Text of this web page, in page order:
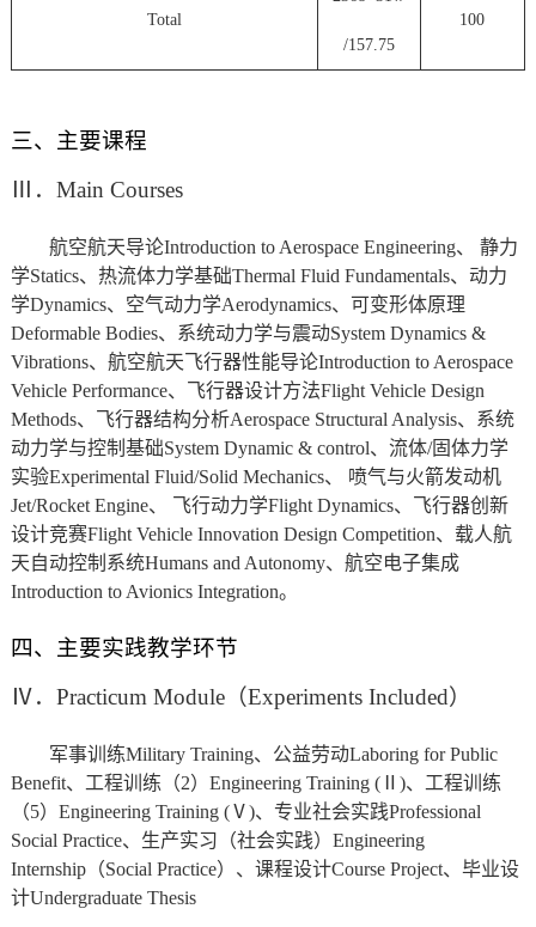
Total
/157.75
100
三、主要课程
． Main Courses
航空航天导论Introduction to Aerospace Engineering、 静力
学Statics、热流体力学基础Thermal Fluid Fundamentals、动力
学Dynamics、空气动力学Aerodynamics、可变形体原理
Deformable Bodies、系统动力学与震动System Dynamics &
Vibrations、航空航天飞行器性能导论Introduction to Aerospace
Vehicle Performance、飞行器设计方法Flight Vehicle Design
Methods、飞行器结构分析Aerospace Structural Analysis、系统
动力学与控制基础System Dynamic & control、流体/固体力学
实验Experimental Fluid/Solid Mechanics、 喷气与火箭发动机
Jet/Rocket Engine、 飞行动力学Flight Dynamics、飞行器创新
设计竞赛Flight Vehicle Innovation Design Competition、载人航
天自动控制系统Humans and Autonomy、航空电子集成
Introduction to Avionics Integration。
四、主要实践教学环节
Ⅳ． Practicum Module（Experiments Included）
军事训练Military Training、公益劳动Laboring for Public
Benefit、工程训练（2） Engineering Training (Ⅱ)、工程训练
（5） Engineering Training (Ⅴ)、专业社会实践Professional
Social Practice、生产实习（社会实践） Engineering
Internship（Social Practice） 、课程设计Course Project、毕业设
计Undergraduate Thesis